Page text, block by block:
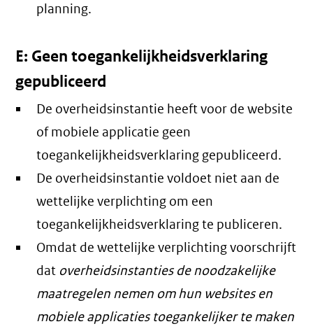
planning.
E: Geen toegankelijkheidsverklaring
gepubliceerd
De overheidsinstantie heeft voor de website
of mobiele applicatie geen
toegankelijkheidsverklaring gepubliceerd.
De overheidsinstantie voldoet niet aan de
wettelijke verplichting om een
toegankelijkheidsverklaring te publiceren.
Omdat de wettelijke verplichting voorschrijft
dat overheidsinstanties de noodzakelijke
maatregelen nemen om hun websites en
mobiele applicaties toegankelijker te maken